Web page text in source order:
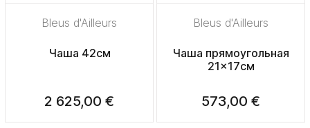
Bleus d'Ailleurs
Чаша 42см
2 625,00 €
Bleus d'Ailleurs
Чаша прямоугольная
21x17см
573,00 €